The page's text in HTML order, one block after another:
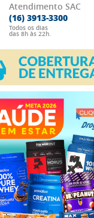
Atendimento SAC
(16) 3913-3300
Todos os dias
das 8h às 22h.